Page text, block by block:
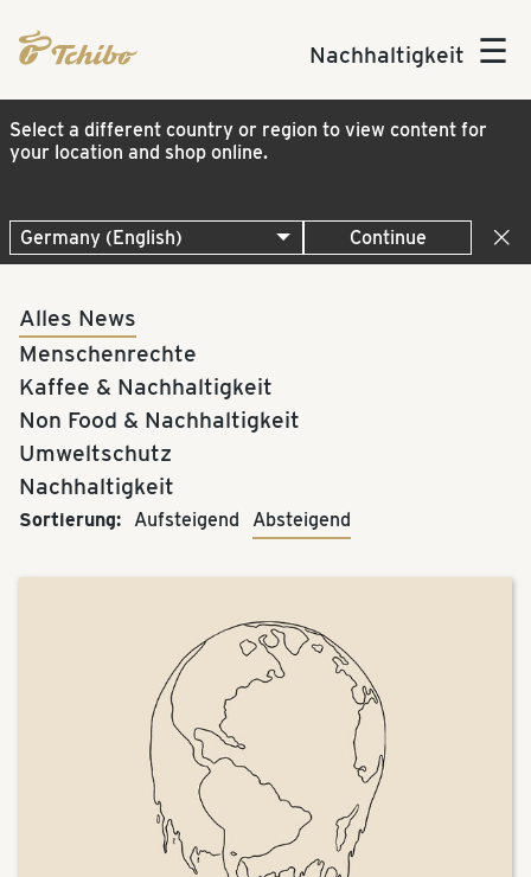
Nachhaltigkeit ☰
Select a different country or region to view content for
your location and shop online.
Continue
Alles News
Menschenrechte
Kaffee & Nachhaltigkeit
Non Food & Nachhaltigkeit
Umweltschutz
Nachhaltigkeit
Sortierung: Aufsteigend Absteigend